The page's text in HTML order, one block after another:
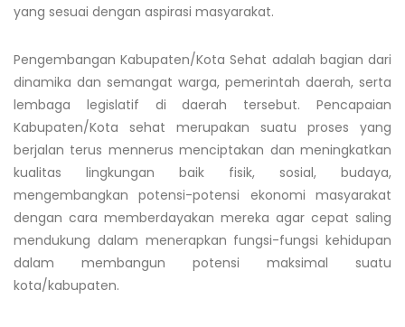
yang sesuai dengan aspirasi masyarakat.
Pengembangan Kabupaten/Kota Sehat adalah bagian dari
dinamika dan semangat warga, pemerintah daerah, serta
lembaga legislatif di daerah tersebut. Pencapaian
Kabupaten/Kota sehat merupakan suatu proses yang
berjalan terus mennerus menciptakan dan meningkatkan
kualitas lingkungan baik fisik, sosial, budaya,
mengembangkan potensi-potensi ekonomi masyarakat
dengan cara memberdayakan mereka agar cepat saling
mendukung dalam menerapkan fungsi-fungsi kehidupan
dalam membangun potensi maksimal suatu
kota/kabupaten.